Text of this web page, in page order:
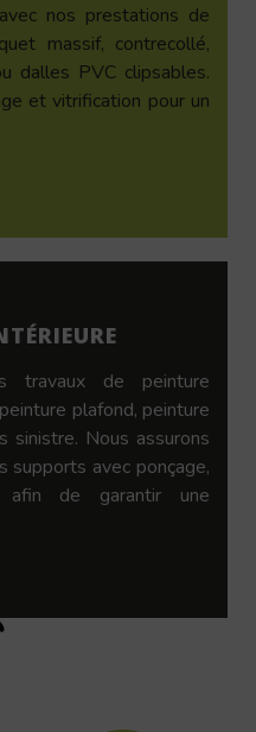
nos prestations de
massif, contrecollé,
dalles PVC clipsables.
et vitrification pour un
travaux de peinture
plafond, peinture
sinistre. Nous assurons
supports avec ponçage,
afin de garantir une